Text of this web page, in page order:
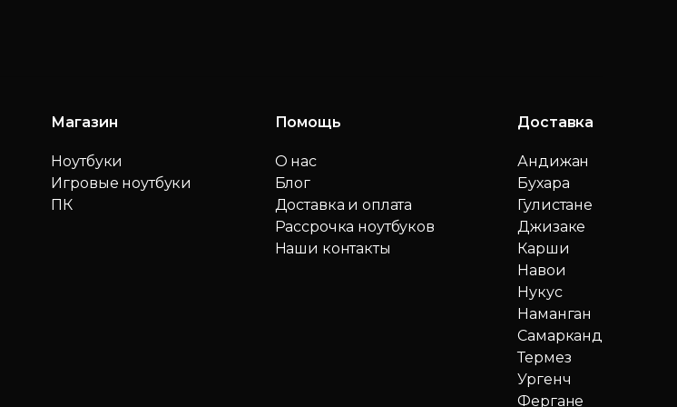
Магазин
Ноутбуки
Игровые ноутбуки
ПК
Помощь
О нас
Блог
Доставка и оплата
Рассрочка ноутбуков
Наши контакты
Доставка
Андижан
Бухара
Гулистане
Джизаке
Карши
Навои
Нукус
Наманган
Самарканд
Термез
Ургенч
Фергане